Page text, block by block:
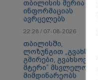
თბილისის მერია
ინფორმაციას
ავრცელებს
22:28 / 07-08-2026
თბილისში,
ლოზუნგით „გვახსოვს
გმირები, გვახსოვს
მტერი” მსვლელობა
მიმდინარეობს